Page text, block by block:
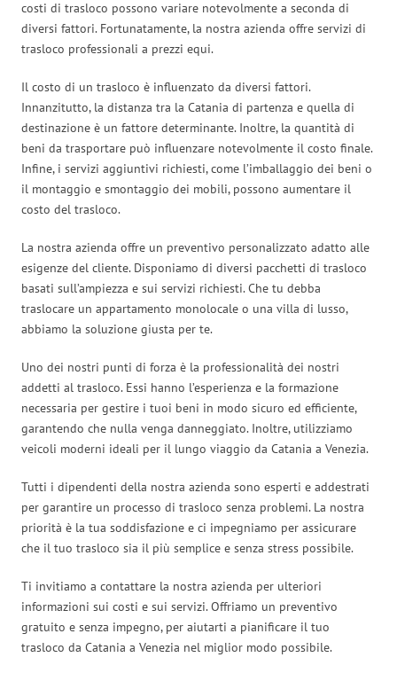
costi di trasloco possono variare notevolmente a seconda di
diversi fattori. Fortunatamente, la nostra azienda offre servizi di
trasloco professionali a prezzi equi.
Il costo di un trasloco è influenzato da diversi fattori.
Innanzitutto, la distanza tra la Catania di partenza e quella di
destinazione è un fattore determinante. Inoltre, la quantità di
beni da trasportare può influenzare notevolmente il costo finale.
Infine, i servizi aggiuntivi richiesti, come l’imballaggio dei beni o
il montaggio e smontaggio dei mobili, possono aumentare il
costo del trasloco.
La nostra azienda offre un preventivo personalizzato adatto alle
esigenze del cliente. Disponiamo di diversi pacchetti di trasloco
basati sull’ampiezza e sui servizi richiesti. Che tu debba
traslocare un appartamento monolocale o una villa di lusso,
abbiamo la soluzione giusta per te.
Uno dei nostri punti di forza è la professionalità dei nostri
addetti al trasloco. Essi hanno l’esperienza e la formazione
necessaria per gestire i tuoi beni in modo sicuro ed efficiente,
garantendo che nulla venga danneggiato. Inoltre, utilizziamo
veicoli moderni ideali per il lungo viaggio da Catania a Venezia.
Tutti i dipendenti della nostra azienda sono esperti e addestrati
per garantire un processo di trasloco senza problemi. La nostra
priorità è la tua soddisfazione e ci impegniamo per assicurare
che il tuo trasloco sia il più semplice e senza stress possibile.
Ti invitiamo a contattare la nostra azienda per ulteriori
informazioni sui costi e sui servizi. Offriamo un preventivo
gratuito e senza impegno, per aiutarti a pianificare il tuo
trasloco da Catania a Venezia nel miglior modo possibile.